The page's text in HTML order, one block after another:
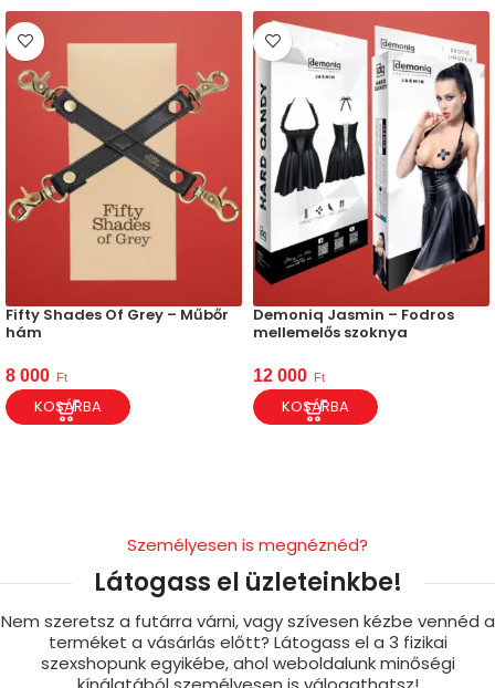
Fifty Shades Of Grey – Műbőr
hám
8 000 Ft
KOSÁRBA
Demoniq Jasmin – Fodros
mellemelős szoknya
12 000 Ft
KOSÁRBA
Személyesen is megnéznéd?
Látogass el üzleteinkbe!
Nem szeretsz a futárra várni, vagy szívesen kézbe vennéd a
terméket a vásárlás előtt? Látogass el a 3 fizikai
szexshopunk egyikébe, ahol weboldalunk minőségi